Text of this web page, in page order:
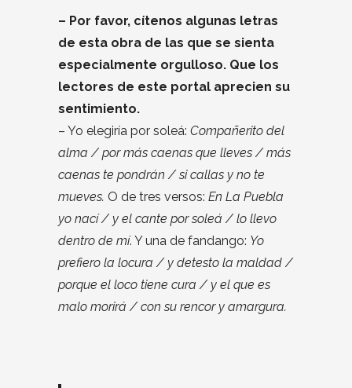
– Por favor, cítenos algunas letras
de esta obra de las que se sienta
especialmente orgulloso. Que los
lectores de este portal aprecien su
sentimiento.
– Yo elegiría por soleá: Compañerito del
alma / por más caenas que lleves / más
caenas te pondrán / si callas y no te
mueves. O de tres versos: En La Puebla
yo nací / y el cante por soleá / lo llevo
dentro de mí. Y una de fandango: Yo
prefiero la locura / y detesto la maldad /
porque el loco tiene cura / y el que es
malo morirá / con su rencor y amargura.